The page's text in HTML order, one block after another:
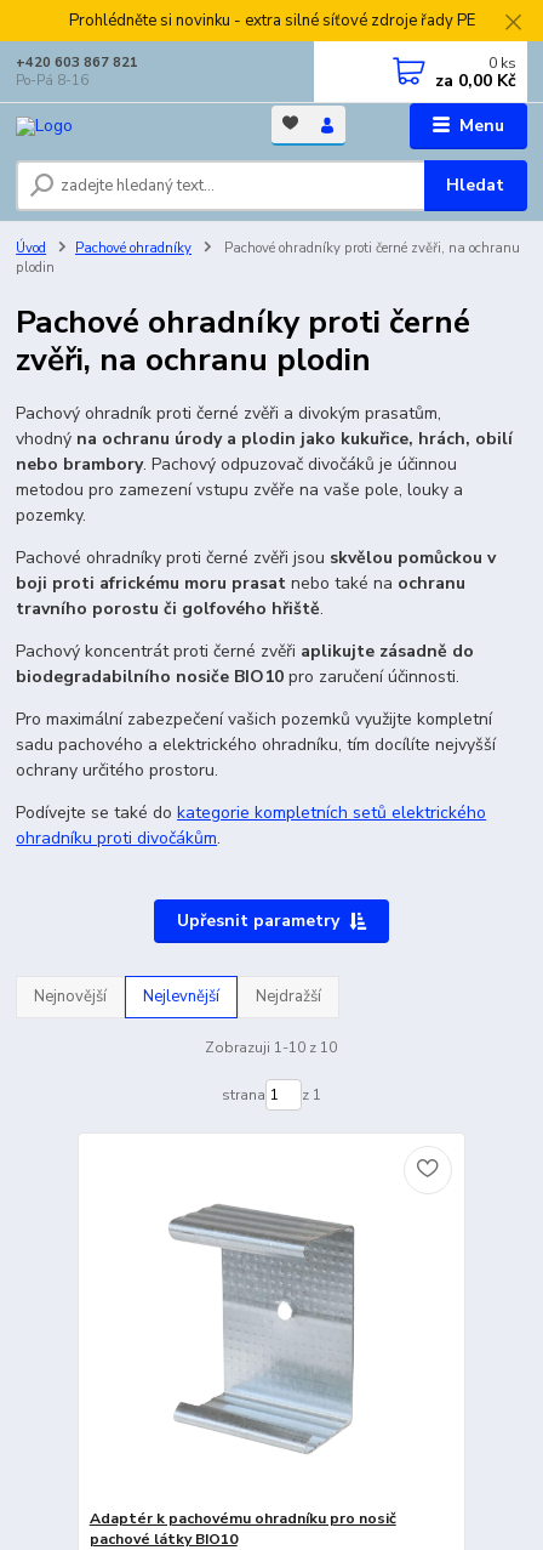
Prohlédněte si novinku - extra silné síťové zdroje řady PE
Menu
Hledat
+420 603 867 821
Po-Pá 8-16
0 ks
za 0,00 Kč
Úvod Pachové ohradníky
Pachové ohradníky proti černé zvěři, na ochranu
plodin
Pachové ohradníky proti černé
zvěři, na ochranu plodin
Pachový ohradník proti černé zvěři a divokým prasatům,
vhodný na ochranu úrody a plodin jako kukuřice, hrách, obilí
nebo brambory. Pachový odpuzovač divočáků je účinnou
metodou pro zamezení vstupu zvěře na vaše pole, louky a
pozemky.
Pachové ohradníky proti černé zvěři jsou skvělou pomůckou v
boji proti africkému moru prasatnebo také na ochranu
travního porostu či golfového hřiště.
Pachový koncentrát proti černé zvěři aplikujte zásadně do
biodegradabilního nosiče BIO10 pro zaručení účinnosti.
Pro maximální zabezpečení vašich pozemků využijte kompletní
sadu pachového a elektrického ohradníku, tím docílíte nejvyšší
ochrany určitého prostoru.
Podívejte se také dokategorie kompletních setů elektrického
ohradníku proti divočákům.
Upřesnit parametry
Nejnovější Nejlevnější Nejdražší
Zobrazuji 1-10 z 10
strana z 1
Adaptér k pachovému ohradníku pro nosič
pachové látky BIO10